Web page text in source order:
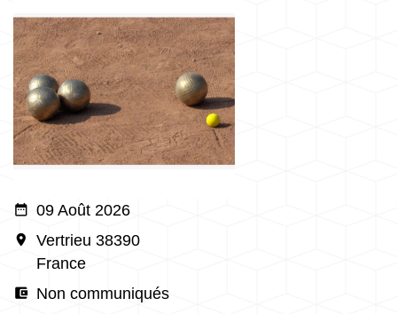
date_range 09 Août 2026
room
Vertrieu 38390
France
account_balance_wallet Non communiqués